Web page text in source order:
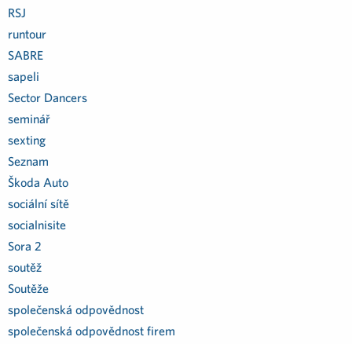
RSJ
runtour
SABRE
sapeli
Sector Dancers
seminář
sexting
Seznam
Škoda Auto
sociální sítě
socialnisite
Sora 2
soutěž
Soutěže
společenská odpovědnost
společenská odpovědnost firem